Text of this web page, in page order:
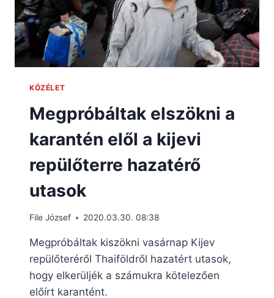
KÖZÉLET
Megpróbáltak elszökni a
karantén elől a kijevi
repülőterre hazatérő
utasok
File József 2020.03.30. 08:38
Megpróbáltak kiszökni vasárnap Kijev
repülőteréről Thaiföldről hazatért utasok,
hogy elkerüljék a számukra kötelezően
előírt karantént.